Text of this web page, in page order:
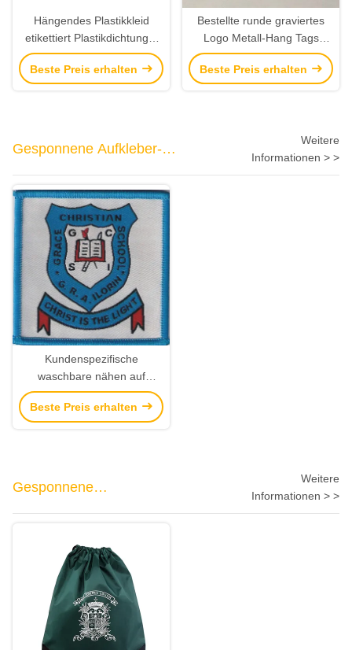
Hängendes Plastikkleid
etikettiert Plastikdichtungs-
Umbau-Epoxidabdeckungs-
Oberflächenveredelungs-
Beste Preis erhalten
Bestellte runde graviertes
Logo Metall-Hang Tags
Brand Tags Fors Kleidung
voraus
Beste Preis erhalten
Gesponnene Aufkleber-
Umbauten
Weitere
Informationen > >
Kundenspezifische
waschbare nähen auf
Kleidungs-Aufklebern
stickten Gewebes-Namen-
Beste Preis erhalten
Gesponnene
Weitere
Informationen > >